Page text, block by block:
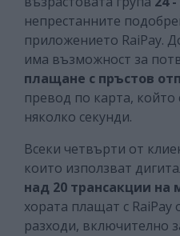
непрестанните
приложението RaiPay.
има възможност за
плащане с пръстов
превод по карта, който
няколко секунди.
Всеки четвърти от
които използват
над 20 трансакции на
хората плащат с
разходи, включително